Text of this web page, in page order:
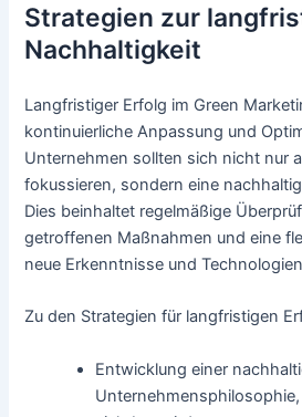
Strategien zur
Nachhaltigkeit
Langfristiger Erfolg im Green
kontinuierliche Anpassung und
Unternehmen sollten sich nicht nur
fokussieren, sondern eine
Dies beinhaltet regelmäßige
getroffenen Maßnahmen und eine
neue Erkenntnisse und
Zu den Strategien für langfristigen
Entwicklung einer